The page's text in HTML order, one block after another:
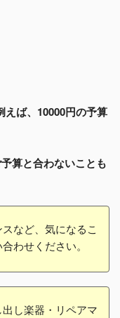
えば、10000円の予算
算と合わないことも
など、気になるこ
わせください。
し楽器・リペアマ